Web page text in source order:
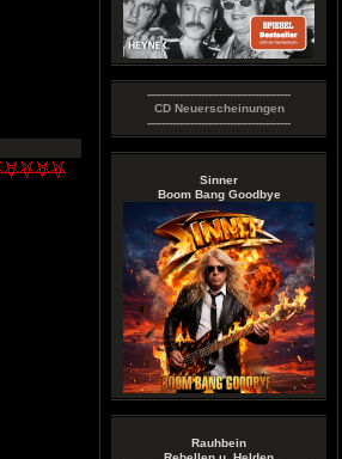
----------------------------------------
CD Neuerscheinungen
----------------------------------------
Sinner
Boom Bang Goodbye
Rauhbein